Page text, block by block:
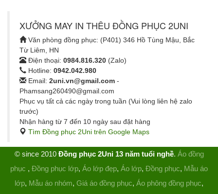
XƯỞNG MAY IN THÊU ĐỒNG PHỤC 2UNI
Văn phòng đồng phục: (P401) 346 Hồ Tùng Mậu, Bắc
Từ Liêm, HN
Điện thoại: 0984.816.320 (Zalo)
Hotline: 0942.042.980
Email: 2uni.vn@gmail.com -
Phamsang260490@gmail.com
Phục vụ tất cả các ngày trong tuần (Vui lòng liên hệ zalo
trước)
Nhận hàng từ 7 đến 10 ngày sau đặt hàng
Tìm Đồng phục 2Uni trên Google Maps
© since 2010 Đồng phục 2Uni 13 năm tuổi nghề. Áo đồng
phục , Đồng phục lớp, Áo lớp đẹp, Áo lớp, Đồng phục, Mẫu áo
lớp, Mẫu áo nhóm, Giá áo đồng phục, Áo phông đồng phục,